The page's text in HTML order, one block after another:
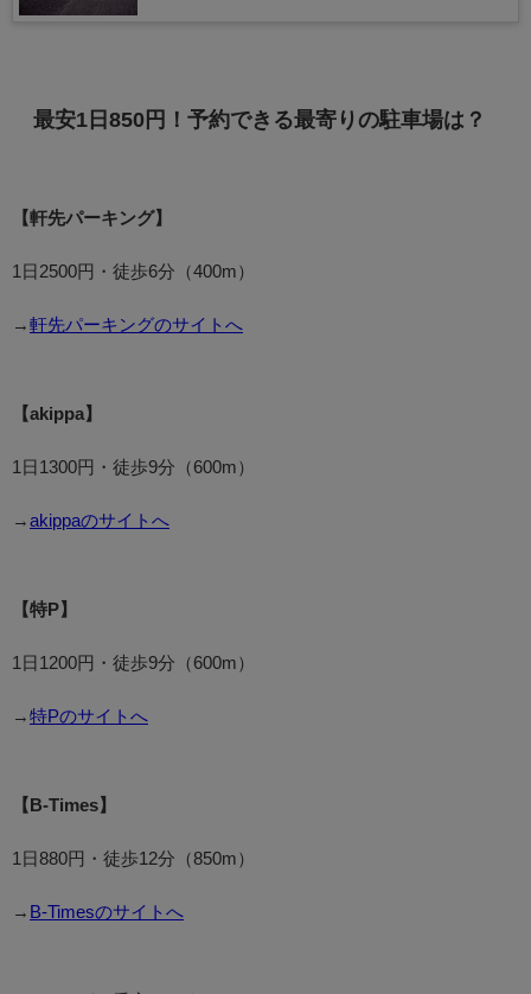
最安1日850円！予約できる最寄りの駐車場は？
【軒先パーキング】
1日2500円・徒歩6分（400m）
→ 軒先パーキングのサイトへ
【akippa】
1日1300円・徒歩9分（600m）
→ akippaのサイトへ
【特P】
1日1200円・徒歩9分（600m）
→ 特Pのサイトへ
【B-Times】
1日880円・徒歩12分（850m）
→ B-Timesのサイトへ